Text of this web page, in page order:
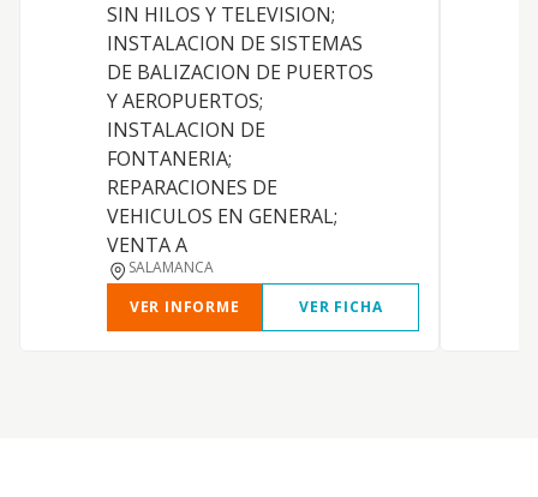
SIN HILOS Y TELEVISION;
INSTALACION DE SISTEMAS
DE BALIZACION DE PUERTOS
Y AEROPUERTOS;
INSTALACION DE
FONTANERIA;
REPARACIONES DE
VEHICULOS EN GENERAL;
VENTA A
SALAMANCA
VER INFORME
VER FICHA